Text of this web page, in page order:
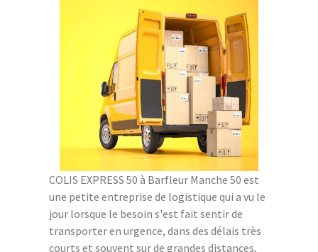
COLIS EXPRESS 50 à Barfleur Manche 50 est
une petite entreprise de logistique qui a vu le
jour lorsque le besoin s'est fait sentir de
transporter en urgence, dans des délais très
courts et souvent sur de grandes distances,